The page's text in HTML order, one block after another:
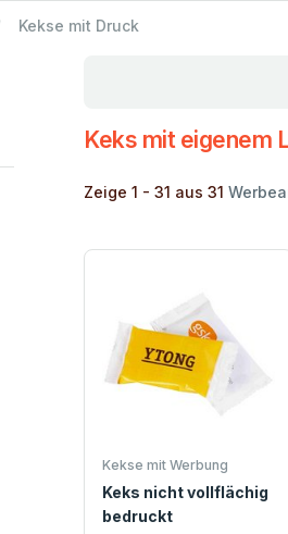
Kekse mit Druck
Keks mit eigenem
Zeige 1 - 31 aus 31
Kekse mit Werbung
Keks nicht vollflächig
bedruckt